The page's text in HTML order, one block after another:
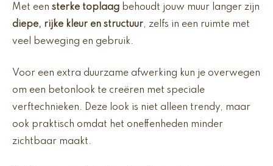
Met een sterke toplaag behoudt jouw muur langer zijn
diepe, rijke kleur en structuur, zelfs in een ruimte met
veel beweging en gebruik.
Voor een extra duurzame afwerking kun je overwegen
om een betonlook te creëren met speciale
verftechnieken. Deze look is niet alleen trendy, maar
ook praktisch omdat het oneffenheden minder
zichtbaar maakt.